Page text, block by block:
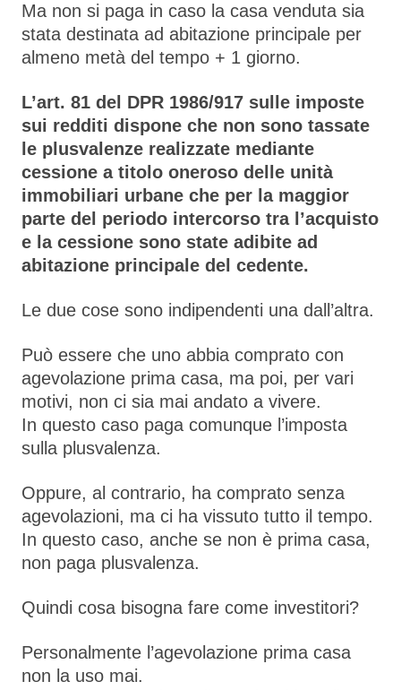
Ma non si paga in caso la casa venduta sia
stata destinata ad abitazione principale per
almeno metà del tempo + 1 giorno.
L’art. 81 del DPR 1986/917 sulle imposte
sui redditi dispone che non sono tassate
le plusvalenze realizzate mediante
cessione a titolo oneroso delle unità
immobiliari urbane che per la maggior
parte del periodo intercorso tra l’acquisto
e la cessione sono state adibite ad
abitazione principale del cedente.
Le due cose sono indipendenti una dall’altra.
Può essere che uno abbia comprato con
agevolazione prima casa, ma poi, per vari
motivi, non ci sia mai andato a vivere.
In questo caso paga comunque l’imposta
sulla plusvalenza.
Oppure, al contrario, ha comprato senza
agevolazioni, ma ci ha vissuto tutto il tempo.
In questo caso, anche se non è prima casa,
non paga plusvalenza.
Quindi cosa bisogna fare come investitori?
Personalmente l’agevolazione prima casa
non la uso mai.